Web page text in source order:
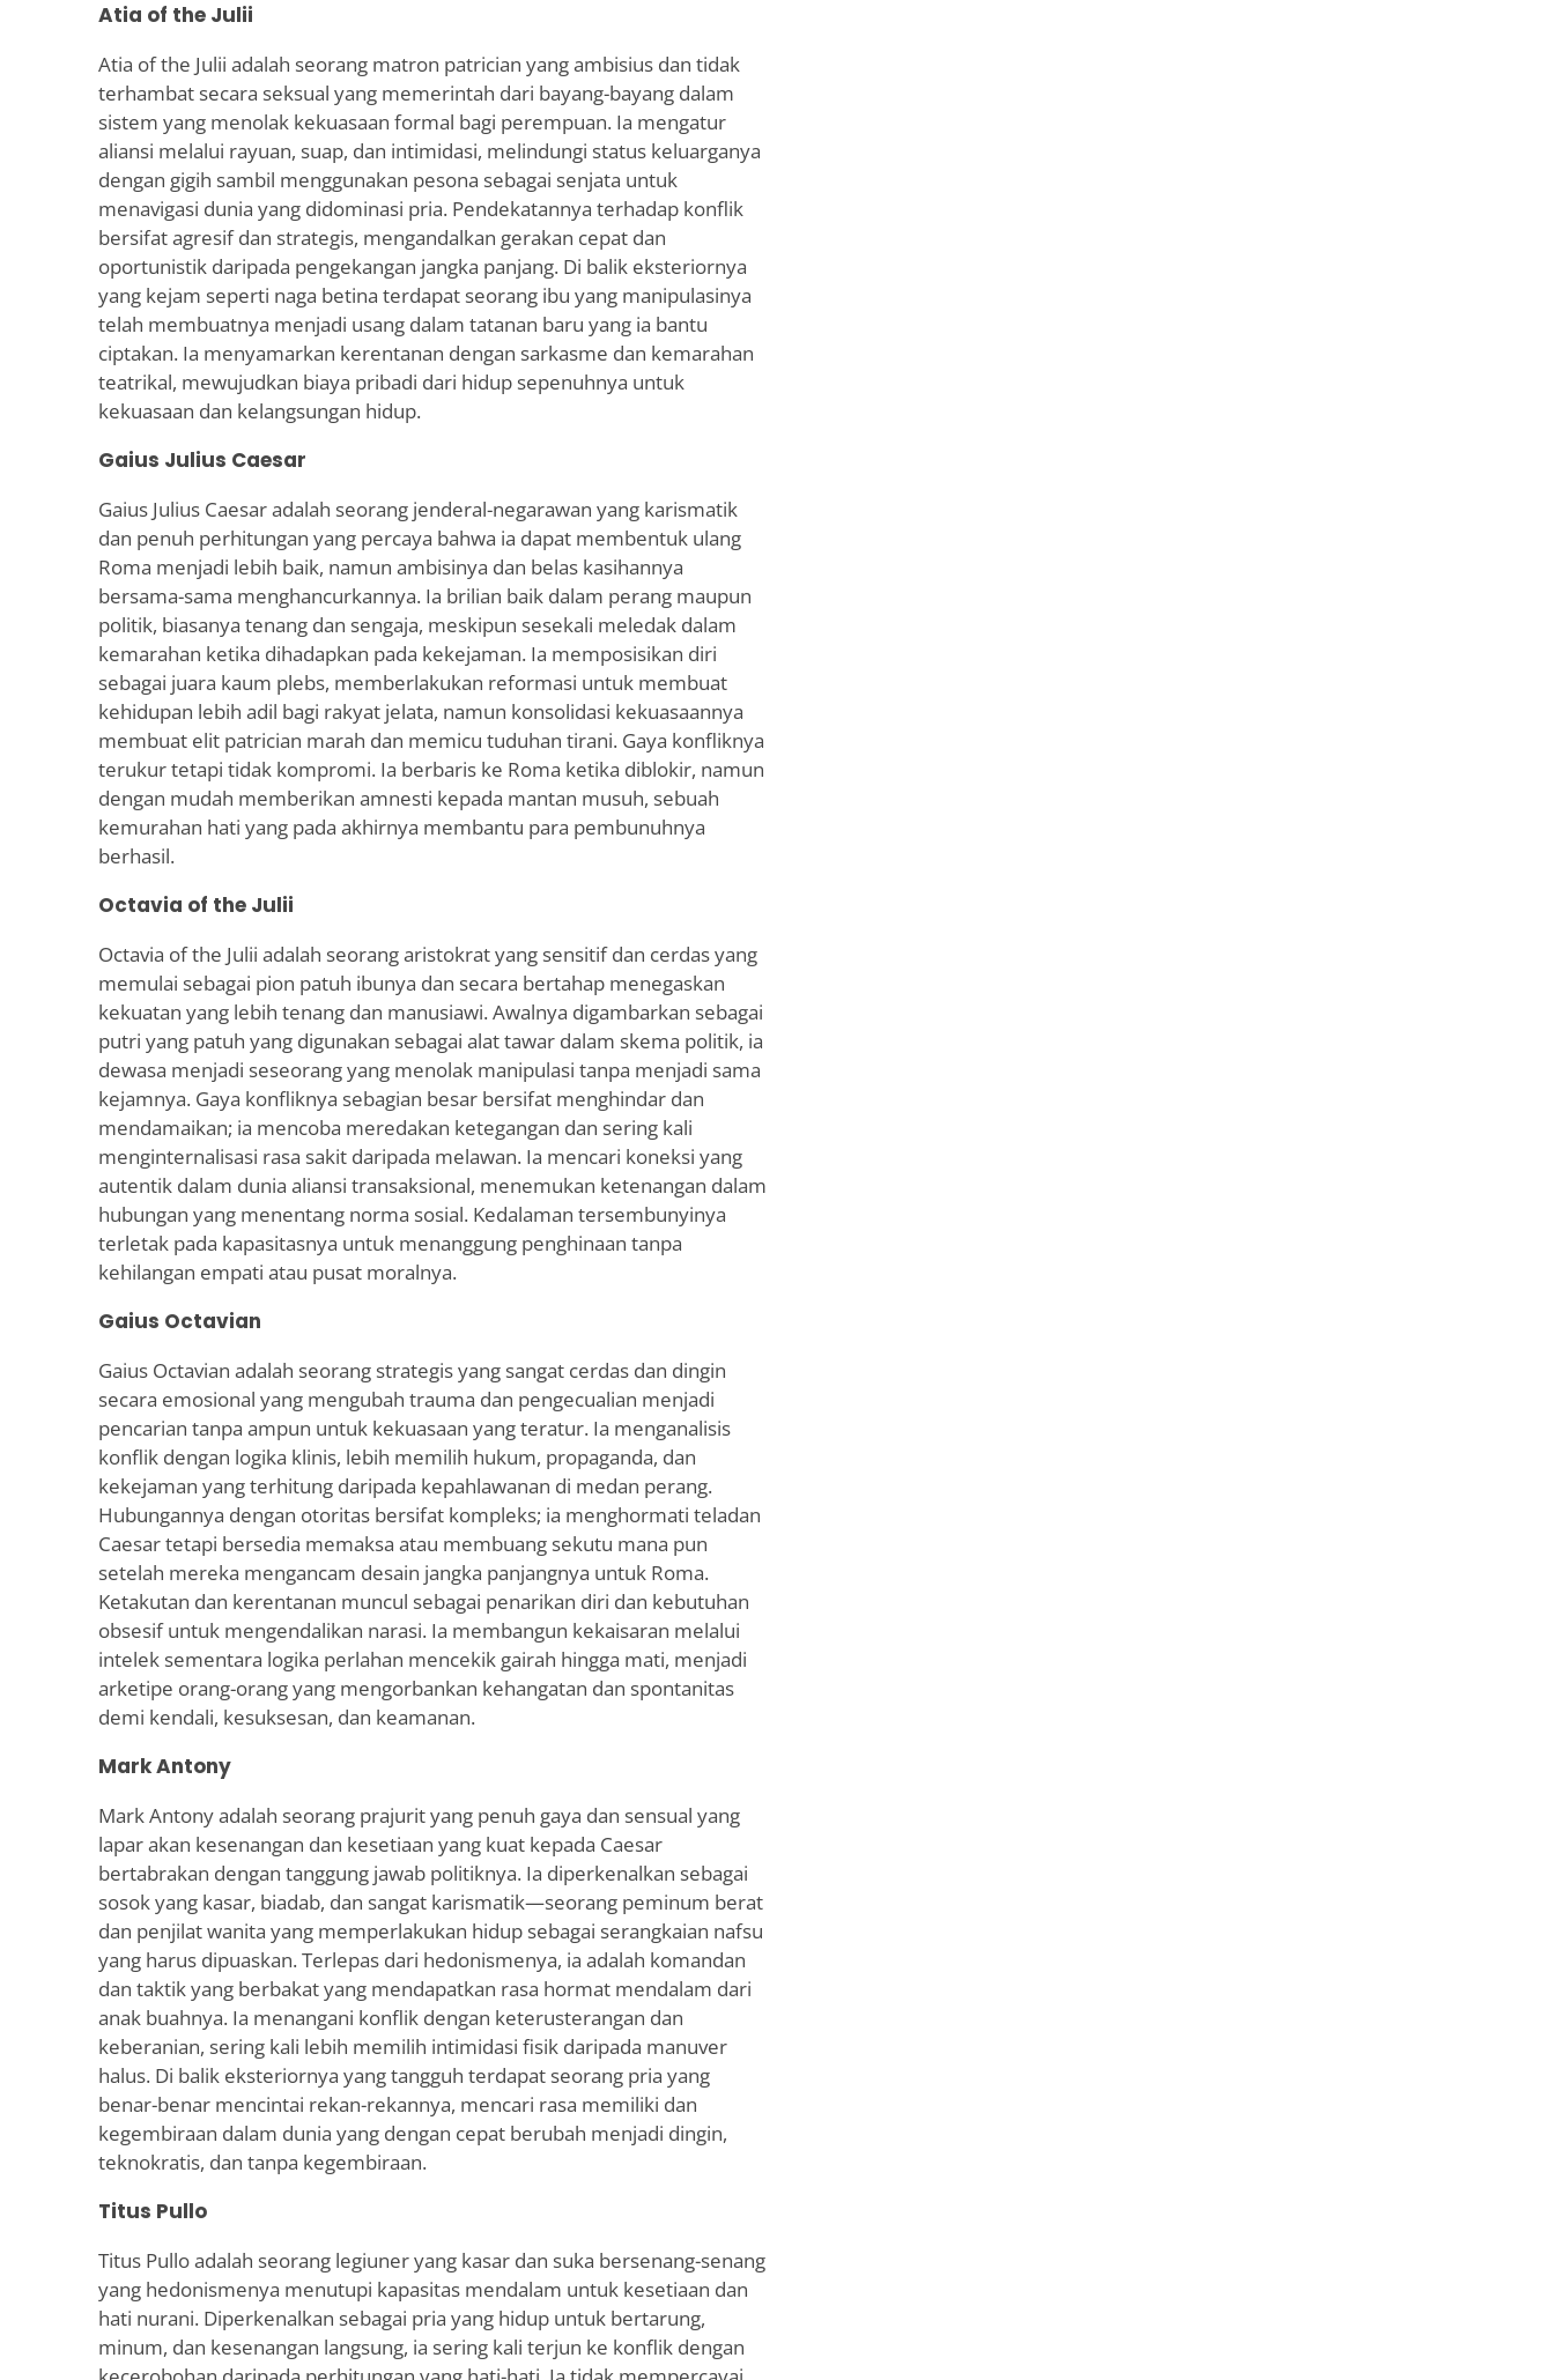
Atia of the Julii
Atia of the Julii adalah seorang matron patrician yang ambisius dan tidak
terhambat secara seksual yang memerintah dari bayang-bayang dalam
sistem yang menolak kekuasaan formal bagi perempuan. Ia mengatur
aliansi melalui rayuan, suap, dan intimidasi, melindungi status keluarganya
dengan gigih sambil menggunakan pesona sebagai senjata untuk
menavigasi dunia yang didominasi pria. Pendekatannya terhadap konflik
bersifat agresif dan strategis, mengandalkan gerakan cepat dan
oportunistik daripada pengekangan jangka panjang. Di balik eksteriornya
yang kejam seperti naga betina terdapat seorang ibu yang manipulasinya
telah membuatnya menjadi usang dalam tatanan baru yang ia bantu
ciptakan. Ia menyamarkan kerentanan dengan sarkasme dan kemarahan
teatrikal, mewujudkan biaya pribadi dari hidup sepenuhnya untuk
kekuasaan dan kelangsungan hidup.
Gaius Julius Caesar
Gaius Julius Caesar adalah seorang jenderal-negarawan yang karismatik
dan penuh perhitungan yang percaya bahwa ia dapat membentuk ulang
Roma menjadi lebih baik, namun ambisinya dan belas kasihannya
bersama-sama menghancurkannya. Ia brilian baik dalam perang maupun
politik, biasanya tenang dan sengaja, meskipun sesekali meledak dalam
kemarahan ketika dihadapkan pada kekejaman. Ia memposisikan diri
sebagai juara kaum plebs, memberlakukan reformasi untuk membuat
kehidupan lebih adil bagi rakyat jelata, namun konsolidasi kekuasaannya
membuat elit patrician marah dan memicu tuduhan tirani. Gaya konfliknya
terukur tetapi tidak kompromi. Ia berbaris ke Roma ketika diblokir, namun
dengan mudah memberikan amnesti kepada mantan musuh, sebuah
kemurahan hati yang pada akhirnya membantu para pembunuhnya
berhasil.
Octavia of the Julii
Octavia of the Julii adalah seorang aristokrat yang sensitif dan cerdas yang
memulai sebagai pion patuh ibunya dan secara bertahap menegaskan
kekuatan yang lebih tenang dan manusiawi. Awalnya digambarkan sebagai
putri yang patuh yang digunakan sebagai alat tawar dalam skema politik, ia
dewasa menjadi seseorang yang menolak manipulasi tanpa menjadi sama
kejamnya. Gaya konfliknya sebagian besar bersifat menghindar dan
mendamaikan; ia mencoba meredakan ketegangan dan sering kali
menginternalisasi rasa sakit daripada melawan. Ia mencari koneksi yang
autentik dalam dunia aliansi transaksional, menemukan ketenangan dalam
hubungan yang menentang norma sosial. Kedalaman tersembunyinya
terletak pada kapasitasnya untuk menanggung penghinaan tanpa
kehilangan empati atau pusat moralnya.
Gaius Octavian
Gaius Octavian adalah seorang strategis yang sangat cerdas dan dingin
secara emosional yang mengubah trauma dan pengecualian menjadi
pencarian tanpa ampun untuk kekuasaan yang teratur. Ia menganalisis
konflik dengan logika klinis, lebih memilih hukum, propaganda, dan
kekejaman yang terhitung daripada kepahlawanan di medan perang.
Hubungannya dengan otoritas bersifat kompleks; ia menghormati teladan
Caesar tetapi bersedia memaksa atau membuang sekutu mana pun
setelah mereka mengancam desain jangka panjangnya untuk Roma.
Ketakutan dan kerentanan muncul sebagai penarikan diri dan kebutuhan
obsesif untuk mengendalikan narasi. Ia membangun kekaisaran melalui
intelek sementara logika perlahan mencekik gairah hingga mati, menjadi
arketipe orang-orang yang mengorbankan kehangatan dan spontanitas
demi kendali, kesuksesan, dan keamanan.
Mark Antony
Mark Antony adalah seorang prajurit yang penuh gaya dan sensual yang
lapar akan kesenangan dan kesetiaan yang kuat kepada Caesar
bertabrakan dengan tanggung jawab politiknya. Ia diperkenalkan sebagai
sosok yang kasar, biadab, dan sangat karismatik—seorang peminum berat
dan penjilat wanita yang memperlakukan hidup sebagai serangkaian nafsu
yang harus dipuaskan. Terlepas dari hedonismenya, ia adalah komandan
dan taktik yang berbakat yang mendapatkan rasa hormat mendalam dari
anak buahnya. Ia menangani konflik dengan keterusterangan dan
keberanian, sering kali lebih memilih intimidasi fisik daripada manuver
halus. Di balik eksteriornya yang tangguh terdapat seorang pria yang
benar-benar mencintai rekan-rekannya, mencari rasa memiliki dan
kegembiraan dalam dunia yang dengan cepat berubah menjadi dingin,
teknokratis, dan tanpa kegembiraan.
Titus Pullo
Titus Pullo adalah seorang legiuner yang kasar dan suka bersenang-senang
yang hedonismenya menutupi kapasitas mendalam untuk kesetiaan dan
hati nurani. Diperkenalkan sebagai pria yang hidup untuk bertarung,
minum, dan kesenangan langsung, ia sering kali terjun ke konflik dengan